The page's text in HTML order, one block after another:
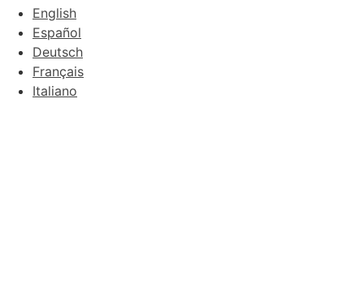
English
Español
Deutsch
Français
Italiano